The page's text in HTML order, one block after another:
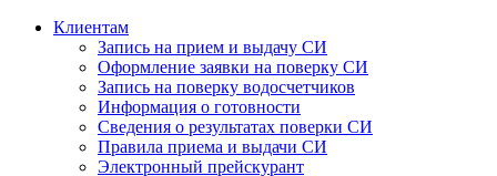
Клиентам
Запись на прием и выдачу СИ
Оформление заявки на поверку СИ
Запись на поверку водосчетчиков
Информация о готовности
Сведения о результатах поверки СИ
Правила приема и выдачи СИ
Электронный прейскурант